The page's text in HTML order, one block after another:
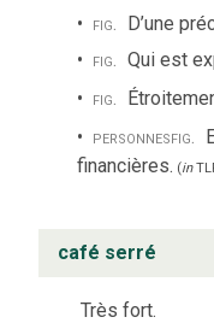
fig. D’une
fig. Qui est
fig.
personnesfig.
financières. (in
café serré
Très fort.